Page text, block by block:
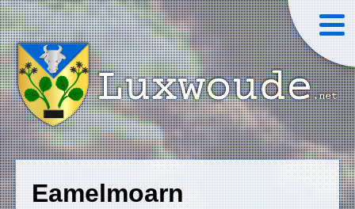
Eamelmoarn
»
Home
»
Luxwoude.net
website@luxwoude.net
Plaatselijk
belang